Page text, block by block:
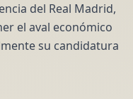
del Real Madrid,
el aval económico
su candidatura